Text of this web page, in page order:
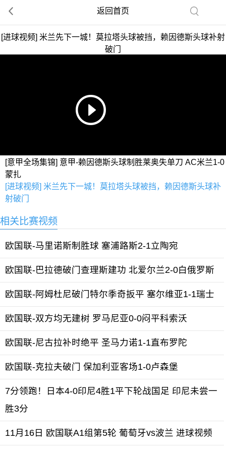
返回首页
[进球视频] 米兰先下一城！莫拉塔头球被挡，赖因德斯头球补射
破门
[意甲全场集锦] 意甲-赖因德斯头球制胜莱奥失单刀 AC米兰1-0
蒙扎
[进球视频] 米兰先下一城！莫拉塔头球被挡，赖因德斯头球补
射破门
相关比赛视频
欧国联-马里诺斯制胜球 塞浦路斯2-1立陶宛
欧国联-巴拉德破门查理斯建功 北爱尔兰2-0白俄罗斯
欧国联-阿姆杜尼破门特尔季奇扳平 塞尔维亚1-1瑞士
欧国联-双方均无建树 罗马尼亚0-0闷平科索沃
欧国联-尼古拉补时绝平 圣马力诺1-1直布罗陀
欧国联-克拉夫破门 保加利亚客场1-0卢森堡
7分领跑！日本4-0印尼4胜1平下轮战国足 印尼未尝一
胜3分
11月16日 欧国联A1组第5轮 葡萄牙vs波兰 进球视频